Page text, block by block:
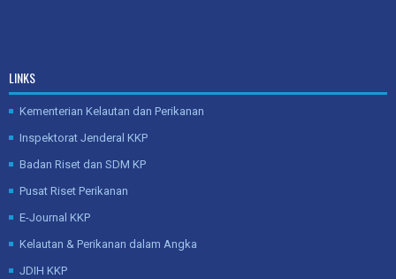
LINKS
Kementerian Kelautan dan Perikanan
Inspektorat Jenderal KKP
Badan Riset dan SDM KP
Pusat Riset Perikanan
E-Journal KKP
Kelautan & Perikanan dalam Angka
JDIH KKP